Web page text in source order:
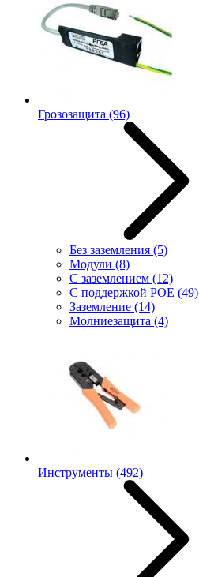
Грозозащита (96)
Без заземления (5)
Модули (8)
С заземлением (12)
С поддержкой POE (49)
Заземление (14)
Молниезащита (4)
Инструменты (492)